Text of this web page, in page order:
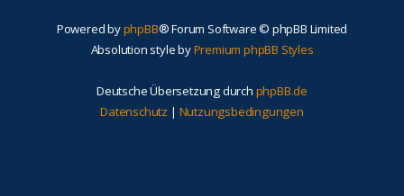
Powered byphpBB® Forum Software © phpBB Limited
Absolution style byPremium phpBB Styles
Deutsche Übersetzung durch phpBB.de
Datenschutz | Nutzungsbedingungen